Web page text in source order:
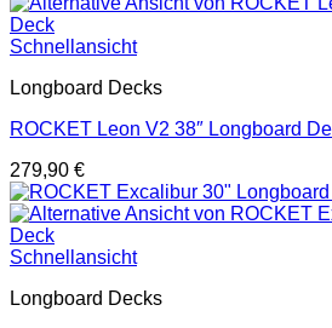
Schnellansicht
Longboard Decks
ROCKET Leon V2 38″ Longboard
279,90 €
Schnellansicht
Longboard Decks